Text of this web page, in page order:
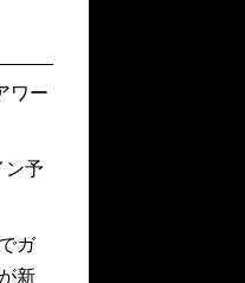
ワー
ン予
ガ
新